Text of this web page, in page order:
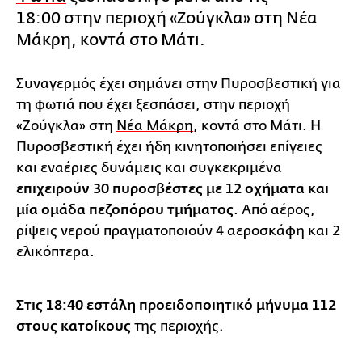
18:00 στην περιοχή «Ζούγκλα» στη Νέα
Μάκρη, κοντά στο Μάτι.
Συναγερμός έχει σημάνει στην Πυροσβεστική για
τη φωτιά που έχει ξεσπάσει, στην περιοχή
«Ζούγκλα» στη Νέα Μάκρη, κοντά στο Μάτι. Η
Πυροσβεστική έχει ήδη κινητοποιήσει επίγειες
και εναέριες δυνάμεις και συγκεκριμένα
επιχειρούν 30 πυροσβέστες με 12 οχήματα και
μία ομάδα πεζοπόρου τμήματος. Από αέρος,
ρίψεις νερού πραγματοποιούν 4 αεροσκάφη και 2
ελικόπτερα.
Στις 18:40 εστάλη προειδοποιητικό μήνυμα 112
στους κατοίκους της περιοχής.